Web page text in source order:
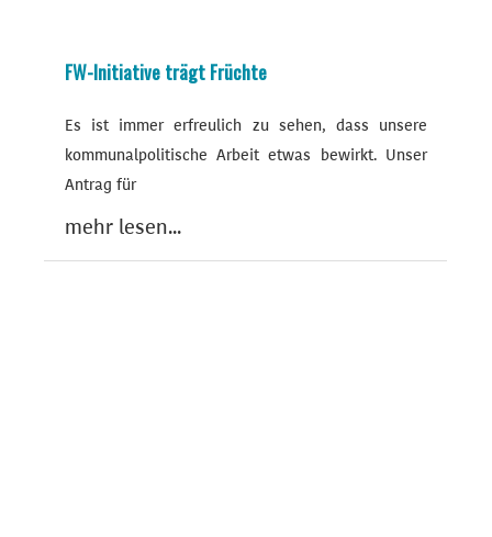
FW-Initiative trägt Früchte
Es ist immer erfreulich zu sehen, dass unsere
kommunalpolitische Arbeit etwas bewirkt. Unser
Antrag für
mehr lesen...